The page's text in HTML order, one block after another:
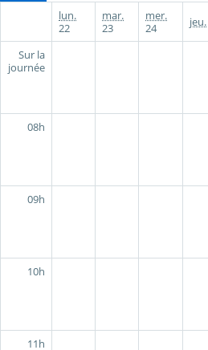
lun.
22
mar.
23
mer.
24
jeu.
Sur la
journée
08h
09h
10h
11h